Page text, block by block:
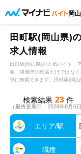
岡
田町駅(岡山県)
求人情報
田町駅(岡山県)の人気バイト・
駅、職種等の検索だけではな
単に検索できます。田町駅(岡
検索結果 23 件
（最終更新日：2026年8月6日
エリア/駅
職種